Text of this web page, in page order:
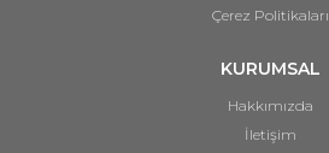
Çerez Politikaları
KURUMSAL
Hakkımızda
İletişim